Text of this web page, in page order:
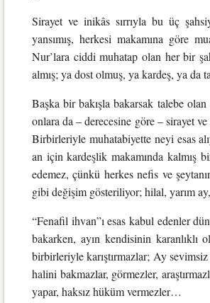
Sirayet ve inikâs sırrıyla bu üç
yansımış, herkesi makamına göre
Nur’lara ciddi muhatap olan her bir
almış; ya dost olmuş, ya kardeş, ya da
Başka bir bakışla bakarsak talebe
onlara da – derecesine göre – sirayet
Birbirleriyle muhatabiyette neyi esas
an için kardeşlik makamında kalmış
edemez, çünkü herkes nefis ve
gibi değişim gösteriliyor; hilal, yarım
“Fenafil ihvan”ı esas kabul edenler
bakarken, ayın kendisinin
birbirleriyle karıştırmazlar; Ay sevimsiz
halini bakmazlar, görmezler,
yapar, haksız hüküm vermezler…